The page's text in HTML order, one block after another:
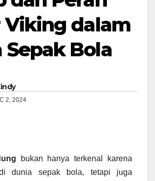
Viking dalam
Sepak Bola
2, 2024
bukan hanya terkenal karena
dunia sepak bola, tetapi juga